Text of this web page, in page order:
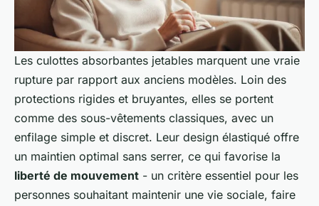
Les culottes absorbantes jetables marquent une vraie
rupture par rapport aux anciens modèles. Loin des
protections rigides et bruyantes, elles se portent
comme des sous-vêtements classiques, avec un
enfilage simple et discret. Leur design élastiqué offre
un maintien optimal sans serrer, ce qui favorise la
liberté de mouvement - un critère essentiel pour les
personnes souhaitant maintenir une vie sociale, faire